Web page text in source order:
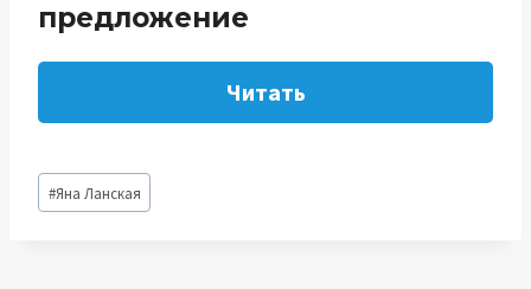
предложение
Читать
Метки
записи:
#Яна Ланская